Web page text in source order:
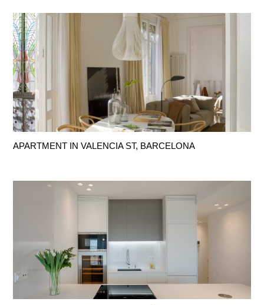
APARTMENT IN VALENCIA ST, BARCELONA